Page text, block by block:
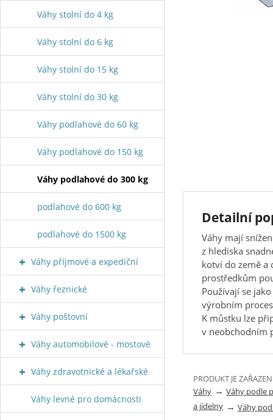
Detailní
Váhy mají
z hlediska
kotví do země a
prostředkům
Používají se
výrobním
K můstku lze
v neobchodním
PRODUKT JE
Váhy → Váhy podle
a jídelny → Váhy
Váhy stolní do 4 kg
Váhy stolní do 6 kg
Váhy stolní do 15 kg
Váhy stolní do 30 kg
Váhy podlahové do 60 kg
Váhy podlahové do 150 kg
Váhy podlahové do 300 kg
podlahové do 600 kg
podlahové do 1500 kg
Váhy příjmové a expediční
Váhy řeznické
Váhy poštovní
Váhy automobilové - mostové
Váhy zdravotnické a lékařské
Váhy levné pro domácnosti